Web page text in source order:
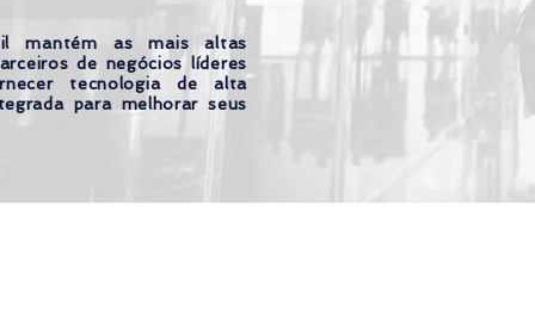
mantém as mais altas
de negócios líderes
tecnologia de alta
para melhorar seus